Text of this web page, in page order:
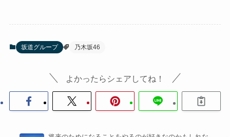
坂道グループ 乃木坂46
よかったらシェアしてね！